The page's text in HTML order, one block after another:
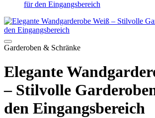
für den Eingangsbereich
Garderoben & Schränke
Elegante
– Stilvolle
den Eingangsbereich